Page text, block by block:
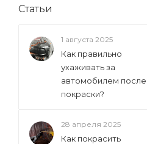
Статьи
1 августа 2025
Как правильно
ухаживать за
автомобилем после
покраски?
28 апреля 2025
Как покрасить